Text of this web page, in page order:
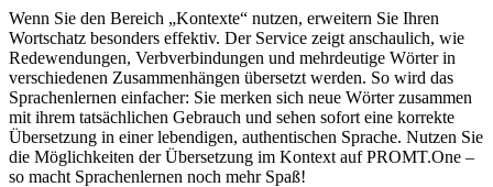
Wenn Sie den Bereich „Kontexte“ nutzen, erweitern Sie Ihren
Wortschatz besonders effektiv. Der Service zeigt anschaulich, wie
Redewendungen, Verbverbindungen und mehrdeutige Wörter in
verschiedenen Zusammenhängen übersetzt werden. So wird das
Sprachenlernen einfacher: Sie merken sich neue Wörter zusammen
mit ihrem tatsächlichen Gebrauch und sehen sofort eine korrekte
Übersetzung in einer lebendigen, authentischen Sprache. Nutzen Sie
die Möglichkeiten der Übersetzung im Kontext auf PROMT.One –
so macht Sprachenlernen noch mehr Spaß!